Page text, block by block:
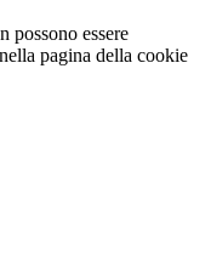
possono essere
pagina della cookie